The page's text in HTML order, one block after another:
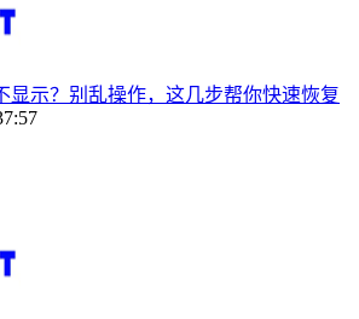
显示？别乱操作，这几步帮你快速恢复